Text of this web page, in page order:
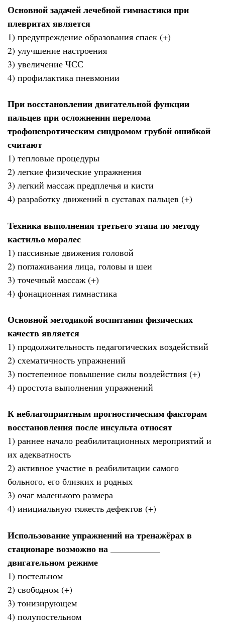
Основной задачей лечебной гимнастики при
плевритах является
1) предупреждение образования спаек (+)
2) улучшение настроения
3) увеличение ЧСС
4) профилактика пневмонии
При восстановлении двигательной функции
пальцев при осложнении перелома
трофоневротическим синдромом грубой ошибкой
считают
1) тепловые процедуры
2) легкие физические упражнения
3) легкий массаж предплечья и кисти
4) разработку движений в суставах пальцев (+)
Техника выполнения третьего этапа по методу
кастильо моралес
1) пассивные движения головой
2) поглаживания лица, головы и шеи
3) точечный массаж (+)
4) фонационная гимнастика
Основной методикой воспитания физических
качеств является
1) продолжительность педагогических воздействий
2) схематичность упражнений
3) постепенное повышение силы воздействия (+)
4) простота выполнения упражнений
К неблагоприятным прогностическим факторам
восстановления после инсульта относят
1) раннее начало реабилитационных мероприятий и
их адекватность
2) активное участие в реабилитации самого
больного, его близких и родных
3) очаг маленького размера
4) инициальную тяжесть дефектов (+)
Использование упражнений на тренажёрах в
стационаре возможно на ___________
двигательном режиме
1) постельном
2) свободном (+)
3) тонизирующем
4) полупостельном